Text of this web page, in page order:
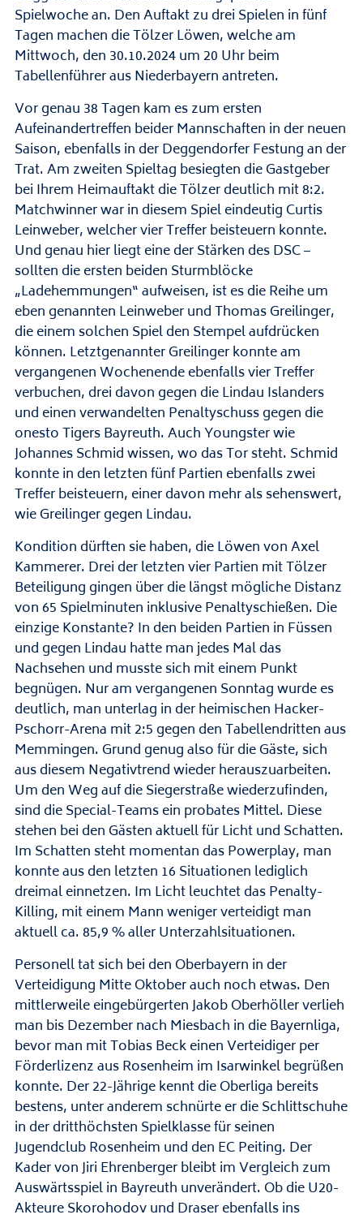
Spielwoche an. Den Auftakt zu drei Spielen in fünf
Tagen machen die Tölzer Löwen, welche am
Mittwoch, den 30.10.2024 um 20 Uhr beim
Tabellenführer aus Niederbayern antreten.
Vor genau 38 Tagen kam es zum ersten
Aufeinandertreffen beider Mannschaften in der neuen
Saison, ebenfalls in der Deggendorfer Festung an der
Trat. Am zweiten Spieltag besiegten die Gastgeber
bei Ihrem Heimauftakt die Tölzer deutlich mit 8:2.
Matchwinner war in diesem Spiel eindeutig Curtis
Leinweber, welcher vier Treffer beisteuern konnte.
Und genau hier liegt eine der Stärken des DSC –
sollten die ersten beiden Sturmblöcke
„Ladehemmungen“ aufweisen, ist es die Reihe um
eben genannten Leinweber und Thomas Greilinger,
die einem solchen Spiel den Stempel aufdrücken
können. Letztgenannter Greilinger konnte am
vergangenen Wochenende ebenfalls vier Treffer
verbuchen, drei davon gegen die Lindau Islanders
und einen verwandelten Penaltyschuss gegen die
onesto Tigers Bayreuth. Auch Youngster wie
Johannes Schmid wissen, wo das Tor steht. Schmid
konnte in den letzten fünf Partien ebenfalls zwei
Treffer beisteuern, einer davon mehr als sehenswert,
wie Greilinger gegen Lindau.
Kondition dürften sie haben, die Löwen von Axel
Kammerer. Drei der letzten vier Partien mit Tölzer
Beteiligung gingen über die längst mögliche Distanz
von 65 Spielminuten inklusive Penaltyschießen. Die
einzige Konstante? In den beiden Partien in Füssen
und gegen Lindau hatte man jedes Mal das
Nachsehen und musste sich mit einem Punkt
begnügen. Nur am vergangenen Sonntag wurde es
deutlich, man unterlag in der heimischen Hacker-
Pschorr-Arena mit 2:5 gegen den Tabellendritten aus
Memmingen. Grund genug also für die Gäste, sich
aus diesem Negativtrend wieder herauszuarbeiten.
Um den Weg auf die Siegerstraße wiederzufinden,
sind die Special-Teams ein probates Mittel. Diese
stehen bei den Gästen aktuell für Licht und Schatten.
Im Schatten steht momentan das Powerplay, man
konnte aus den letzten 16 Situationen lediglich
dreimal einnetzen. Im Licht leuchtet das Penalty-
Killing, mit einem Mann weniger verteidigt man
aktuell ca. 85,9 % aller Unterzahlsituationen.
Personell tat sich bei den Oberbayern in der
Verteidigung Mitte Oktober auch noch etwas. Den
mittlerweile eingebürgerten Jakob Oberhöller verlieh
man bis Dezember nach Miesbach in die Bayernliga,
bevor man mit Tobias Beck einen Verteidiger per
Förderlizenz aus Rosenheim im Isarwinkel begrüßen
konnte. Der 22-Jährige kennt die Oberliga bereits
bestens, unter anderem schnürte er die Schlittschuhe
in der dritthöchsten Spielklasse für seinen
Jugendclub Rosenheim und den EC Peiting. Der
Kader von Jiri Ehrenberger bleibt im Vergleich zum
Auswärtsspiel in Bayreuth unverändert. Ob die U20-
Akteure Skorohodov und Draser ebenfalls ins